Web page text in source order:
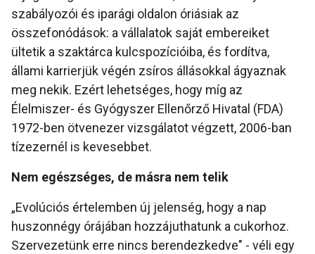
szabályozói és iparági oldalon óriásiak az
összefonódások: a vállalatok saját embereiket
ültetik a szaktárca kulcspozícióiba, és fordítva,
állami karrierjük végén zsíros állásokkal ágyaznak
meg nekik. Ezért lehetséges, hogy míg az
Élelmiszer- és Gyógyszer Ellenőrző Hivatal (FDA)
1972-ben ötvenezer vizsgálatot végzett, 2006-ban
tízezernél is kevesebbet.
Nem egészséges, de másra nem telik
„Evolúciós értelemben új jelenség, hogy a nap
huszonnégy órájában hozzájuthatunk a cukorhoz.
Szervezetünk erre nincs berendezkedve" - véli egy